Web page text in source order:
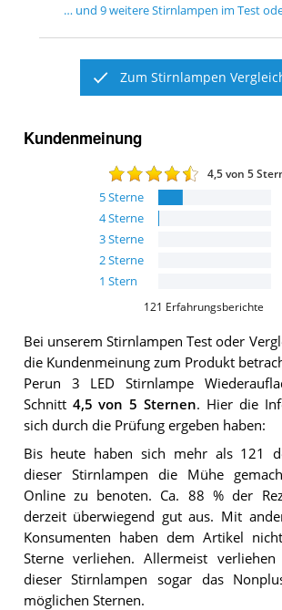
… und9weitereStirnlampen im Test
Zum Stirnlampen
Kundenmeinung
4,5von 5
5Sterne
4Sterne
3Sterne
2Sterne
1 Stern
121 Erfahrungsberichte
Bei unseremStirnlampen Test oder
die Kundenmeinung zum Produkt
Perun 3 LED Stirnlampe
Schnitt 4,5 von 5 Sternen. Hier die
sich durch die Prüfung ergeben haben:
Bis heute haben sich mehr als 121
dieser Stirnlampen die Mühe
Online zu benoten. Ca. 88 % der
derzeit überwiegend gut aus. Mit
Konsumenten haben dem Artikel
Sterne verliehen. Allermeist
dieser Stirnlampen sogar das
möglichen Sternen.